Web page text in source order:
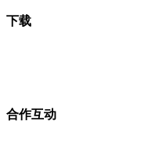
下载
合作互动